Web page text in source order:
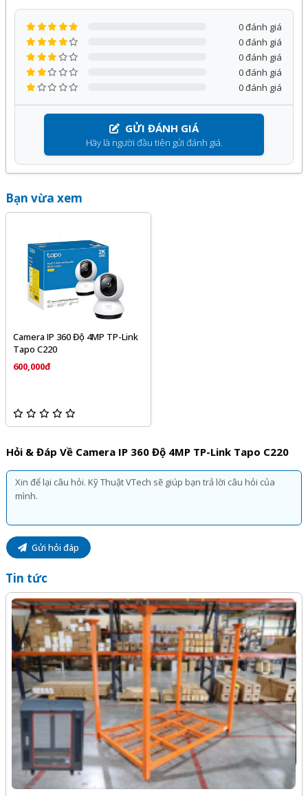
GỬI ĐÁNH GIÁ
Hãy là người đầu tiên gửi đánh giá.
0 đánh giá
0 đánh giá
0 đánh giá
0 đánh giá
0 đánh giá
Bạn vừa xem
Camera IP 360 Độ 4MP TP-Link
Tapo C220
600,000đ
Hỏi & Đáp Về Camera IP 360 Độ 4MP TP-Link Tapo C220
Gửi hỏi đáp
Tin tức